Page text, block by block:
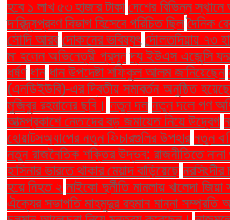
হবে ১ লাখ ৫৩ হাজার টাকা দেশের বিভিন্ন
দারিদ্র্যপ্রবণ বিভাগ হিসেবে পরিচিত ছিল দৈনিক
সৌদি আরব দোকানের ভবিষ্যৎ দৌলতদিয়ায় ৭৩
মা হলেন অভিনেত্রী প্রসূন দ্য ইউএস এজেন্সি
ধর্ষণ ধান ধান উপদেষ্টা শফিকুল আলম জানিয়েছেন
(এনডিইউবি)-এর দ্বিতীয় সমাবর্তন অনুষ্ঠিত
মুজিবুর রহমানের ছবি। নতুন দল নতুন দলে গণ
আত্মপ্রকাশে নেতাদের বড় জমায়েত নিয়ে উদ্বেগ
হোয়াটসঅ্যাপের নতুন ফিচারগুলির উপহার নতুন
নতুন রাজনৈতিক শক্তির উদ্ভব: রাজনীতিতে নানা
হাসিনার ভারতে থাকার মেয়াদ বাড়িয়েছে নরসিংদীর
হয়ে নিহত ২ নাইকো দুর্নীতি মামলায় খালেদা
ঐক্যের সভাপতি মাহমুদুর রহমান মান্না সম্প্রতি